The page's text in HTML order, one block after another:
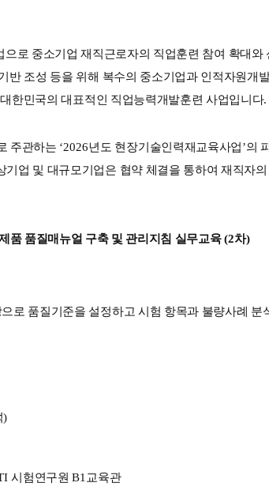
으로 중소기업 재직근로자의 직업훈련 참여 확대와
반 조성 등을 위해 복수의 중소기업과 인적자원개
한민국의 대표적인 직업능력개발훈련 사업입니다.
주관하는 ‘2026년도 현장기술인력재교육사업’의
기업 및 대규모기업은 협약 체결을 통하여 재직자
품 품질매뉴얼 구축 및 관리지침 실무교육 (2차)
로 품질기준을 설정하고 시험 항목과 불량사례 분
)
시험연구원 B1교육관